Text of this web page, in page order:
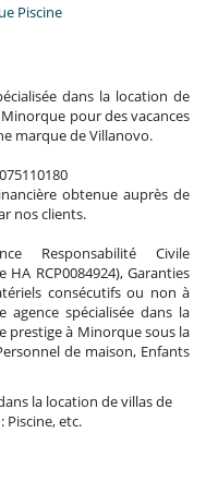
Piscine
dans la location de
pour des vacances
marque de Villanovo.
obtenue auprès de
nos clients.
Responsabilité Civile
RCP0084924), Garanties
consécutifs ou non à
spécialisée dans la
prestige à Minorque sous la
de maison, Enfants
la location de villas de
etc.